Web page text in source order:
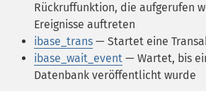
Rückruffunktion, die aufgerufen
Ereignisse auftreten
ibase_trans — Startet eine
ibase_wait_event — Wartet, bis
Datenbank veröffentlicht wurde